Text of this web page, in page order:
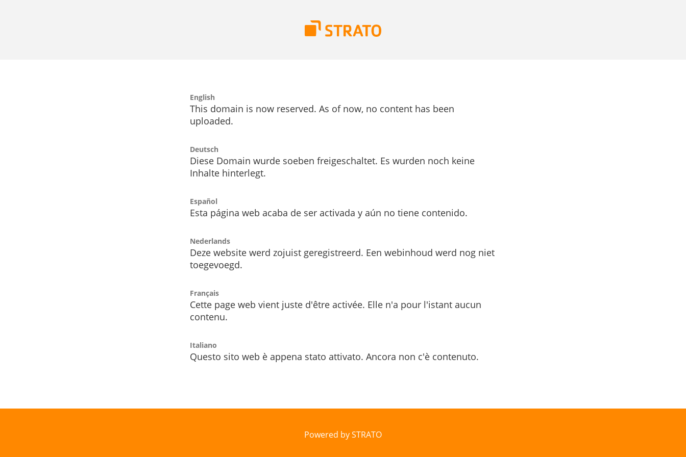
English
This domain is now reserved. As of now, no content has been
uploaded.
Deutsch
Diese Domain wurde soeben freigeschaltet. Es wurden noch keine
Inhalte hinterlegt.
Español
Esta página web acaba de ser activada y aún no tiene contenido.
Nederlands
Deze website werd zojuist geregistreerd. Een webinhoud werd nog niet
toegevoegd.
Français
Cette page web vient juste d'être activée. Elle n'a pour l'istant aucun
contenu.
Italiano
Questo sito web è appena stato attivato. Ancora non c'è contenuto.
Powered by STRATO